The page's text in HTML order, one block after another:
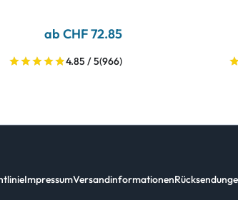
ab CHF 72.85
4.85 / 5(966)
ImpressumVersandinformationen